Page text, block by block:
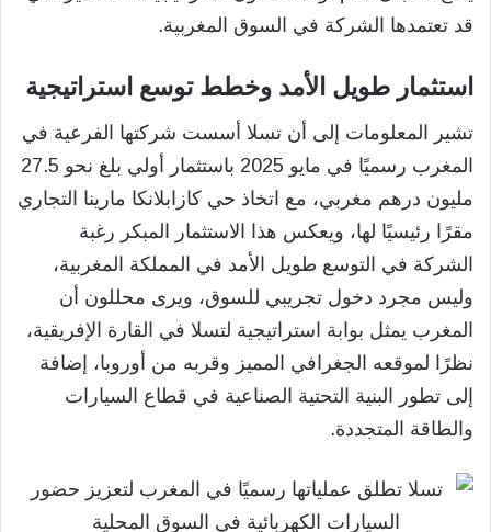
قد تعتمدها الشركة في السوق المغربية.
استثمار طويل الأمد وخطط توسع استراتيجية
تشير المعلومات إلى أن تسلا أسست شركتها الفرعية في
المغرب رسميًا في مايو 2025 باستثمار أولي بلغ نحو 27.5
مليون درهم مغربي، مع اتخاذ حي كازابلانكا مارينا التجاري
مقرًا رئيسيًا لها، ويعكس هذا الاستثمار المبكر رغبة
الشركة في التوسع طويل الأمد في المملكة المغربية،
وليس مجرد دخول تجريبي للسوق، ويرى محللون أن
المغرب يمثل بوابة استراتيجية لتسلا في القارة الإفريقية،
نظرًا لموقعه الجغرافي المميز وقربه من أوروبا، إضافة
إلى تطور البنية التحتية الصناعية في قطاع السيارات
والطاقة المتجددة.